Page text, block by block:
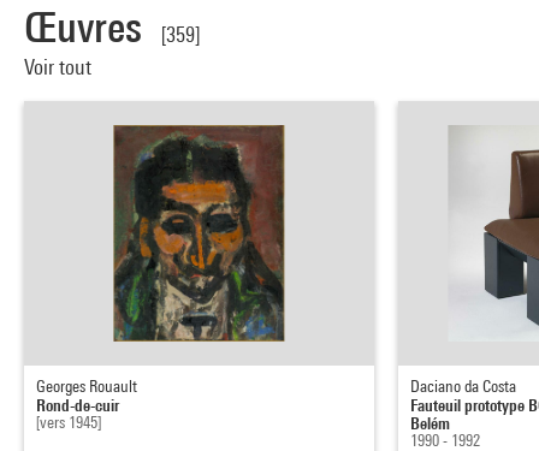
Œuvres
[359]
Voir tout
Georges Rouault
Rond-de-cuir
[vers 1945]
Daciano da Costa
Fauteuil prototype
Belém
1990 - 1992